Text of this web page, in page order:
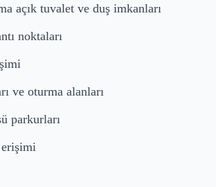
açık tuvalet ve duş imkanları
noktaları
ve oturma alanları
parkurları